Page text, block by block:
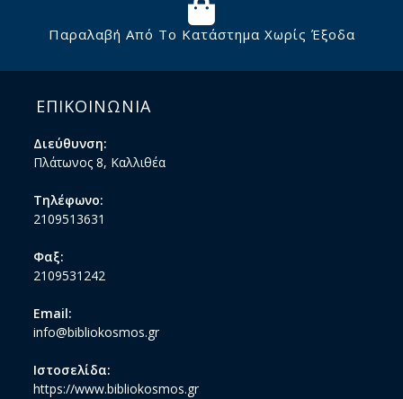
Παραλαβή Από Το Κατάστημα Χωρίς Έξοδα
ΕΠΙΚΟΙΝΩΝΙΑ
Διεύθυνση:
Πλάτωνος 8, Καλλιθέα
Τηλέφωνο:
2109513631
Φαξ:
2109531242
Email:
info@bibliokosmos.gr
Ιστοσελίδα:
https://www.bibliokosmos.gr